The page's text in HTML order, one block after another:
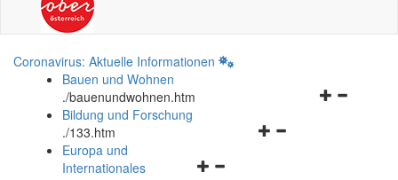
Coronavirus: Aktuelle Informationen
Bauen und Wohnen
./bauenundwohnen.htm
Navigationsmenü
Bildung und Forschung
./133.htm
Navigationsmenü
Europa und
Internationales